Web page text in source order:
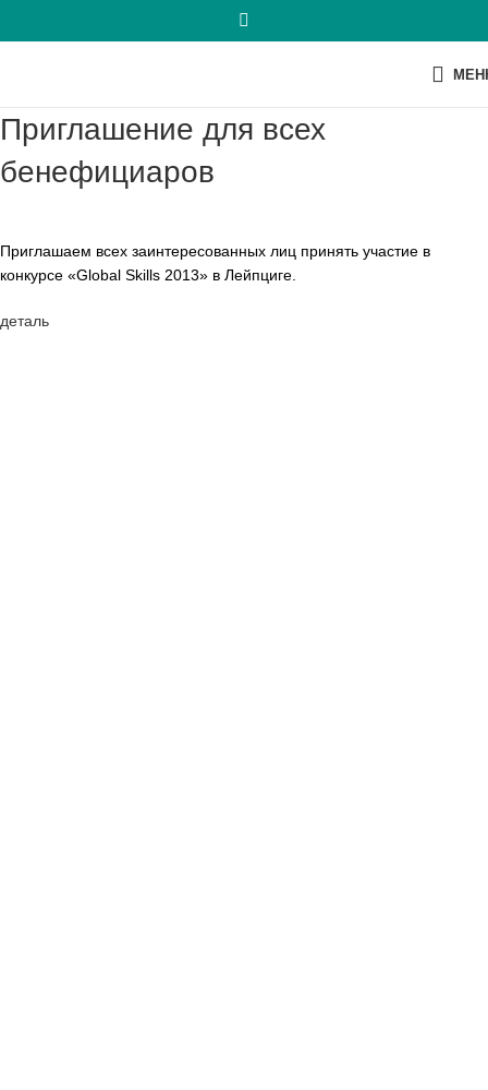
Приглашение для всех
бенефициаров
Приглашаем всех заинтересованных лиц принять участие в
конкурсе «Global Skills 2013» в Лейпциге.
деталь